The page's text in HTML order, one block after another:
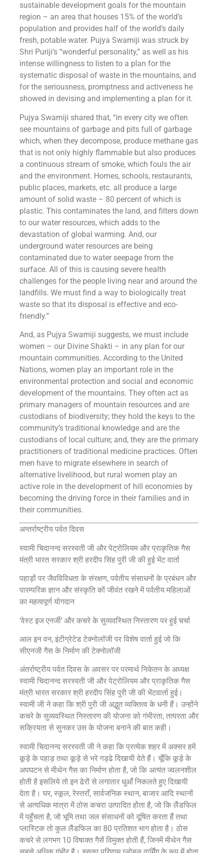
sustainable development goals for the mountain
region – an area that houses 15% of the world’s
population and provides half of the world’s daily
fresh, potable water. Pujya Swamiji was struck by
Shri Puriji’s “wonderful personality,” as well as his
intense willingness to listen to a plan for the
systematic disposal of waste in the mountains, and
for the seriousness, promptness and activeness he
showed in devising and implementing a plan for it.
Pujya Swamiji shared that, “in every city we often
see mountains of garbage and pits full of garbage
which, when they decompose, produce methane gas
that is not only highly flammable but also produces
a continuous stream of smoke, which fouls the air
and the environment. Homes, schools, restaurants,
public places, markets, etc. all produce a large
amount of solid waste – 80 percent of which is
plastic. This contaminates the land, and filters down
to our water resources, which adds to the
devastation of global warming. And, our
underground water resources are being
contaminated due to water seepage from the
surface. All of this is causing severe health
challenges for the people living near and around the
landfills. We must find a way to biologically treat
waste so that its disposal is effective and eco-
friendly.”
And, as Pujya Swamiji suggests, we must include
women – our Divine Shakti – in any plan for our
mountain communities. According to the United
Nations, women play an important role in the
environmental protection and social and economic
development of the mountains. They often act as
primary managers of mountain resources and are
custodians of biodiversity; they hold the keys to the
community’s traditional knowledge and are the
custodians of local culture; and, they are the primary
practitioners of traditional medicine practices. Often
men have to migrate elsewhere in search of
alternative livelihood, but rural women play an
active role in the development of hill economies by
becoming the driving force in their families and in
their communities.
अन्तर्राष्ट्रीय पर्वत दिवस
स्वामी चिदानन्द सरस्वती जी और पेट्रोलियम और प्राकृतिक गैस
मंत्री भारत सरकार श्री हरदीप सिंह पुरी जी की हुई भेंट वार्ता
पहाड़ों पर जैवविविधता के संरक्षण, पर्वतीय संसाधनों के प्रबंधन और
पारम्परिक ज्ञान और संस्कृति कों जीवंत रखने में पर्वतीय महिलाओं
का महत्वपूर्ण योगदान
‘वेस्ट इज एनर्जी’ और कचरे के सुव्यवस्थित निस्तारण पर हुई चर्चा
आल इन वन, इंटीग्रेटेड टेक्नोलाॅजी पर विशेष वार्ता हुई जो कि
सीएनजी गैस के निर्माण की टेक्नोलाॅजी
अंतर्राष्ट्रीय पर्वत दिवस के अवसर पर परमार्थ निकेतन के अध्यक्ष
स्वामी चिदानन्द सरस्वती जी और पेट्रोलियम और प्राकृतिक गैस
मंत्री भारत सरकार श्री हरदीप सिंह पुरी जी की भेंटवार्ता हुई।
स्वामी जी ने कहा कि श्री पुरी जी अद्भुत व्यक्तित्व के धनी हैं। उन्होंने
कचरे के सुव्यवस्थित निस्तारण की योजना को गंभीरता, तत्परता और
सक्रियता से सुनकर उस के योजना बनाने की बात कही।
स्वामी चिदानन्द सरस्वती जी ने कहा कि प्रत्येक शहर में अक्सर हमें
कूड़े के पहाड़ तथा कूड़े से भरे गड्ढे दिखायी देते हैं। चूँकि कूड़े के
अपघटन से मीथेन गैस का निर्माण होता है, जो कि अत्यंत ज्वलनशील
होती है इसलिये तो इन ढेरों से लगातार धुआँ निकलते हुए दिखायी
देता है। घर, स्कूल, रेस्तराँ, सार्वजनिक स्थान, बाजार आदि स्थानों
से अत्यधिक मात्रा में ठोस कचरा उत्पादित होेता है, जो कि लैंडफिल
में पहुँचता है, जो भूमि तथा जल संसाधनों को दूषित करता हैं तथा
प्लास्टिक तो कुल लैंडफिल का 80 प्रतिशत भाग होता है। ठोस
कचरे से लगभग 10 विषाक्त गैसें विमुक्त होती हैं, जिनमें मीथेन गैस